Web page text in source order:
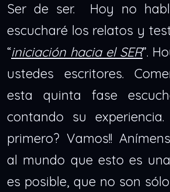
Ser de ser. Hoy no
escucharé los relatos y
“iniciación hacia el SER”.
ustedes escritores.
esta quinta fase
contando su
primero? Vamos!!
al mundo que esto es
es posible, que no son